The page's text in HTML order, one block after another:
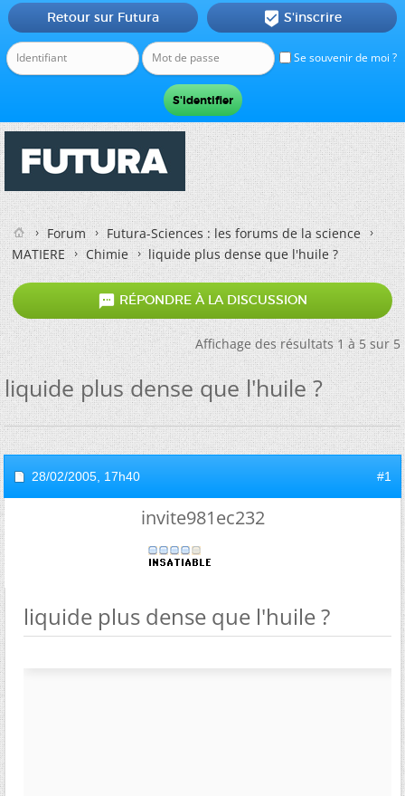
Se souvenir de moi ?
Retour sur Futura  S'inscrire
Forum
Futura-Sciences : les forums de la science
MATIERE
Chimie liquide plus dense que l'huile ?
 RÉPONDRE À LA DISCUSSION
Affichage des résultats 1 à 5 sur 5
liquide plus dense que l'huile ?
28/02/2005, 17h40 #1
invite981ec232
liquide plus dense que l'huile ?